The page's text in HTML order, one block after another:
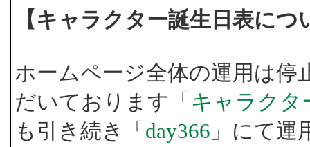
【キャラクター誕生日表に
ホームページ全体の運用は停
だいております「 キャラクタ
も引き続き「 day366 」にて